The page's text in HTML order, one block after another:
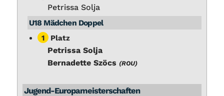
Petris­sa Sol­ja
U18 Mäd­chen Dop­pel
1 Platz
Petris­sa Sol­ja
Ber­na­det­te Szöcs (ROU)
Ju­gend-Eu­ro­pa­meis­ter­schaf­ten